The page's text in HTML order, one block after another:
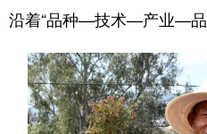
沿着“品种—技术—产业—品